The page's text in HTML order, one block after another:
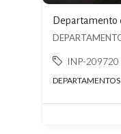
INP-209720
DEPARTAMENTOS